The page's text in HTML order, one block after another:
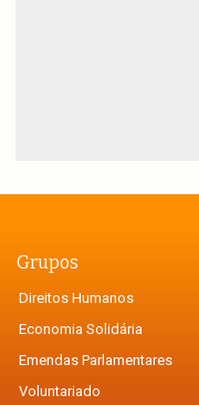
Grupos
Direitos Humanos
Economia Solidária
Emendas Parlamentares
Voluntariado